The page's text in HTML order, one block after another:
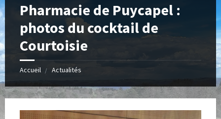
Pharmacie de Puycapel :
photos du cocktail de
Courtoisie
Accueil Actualités